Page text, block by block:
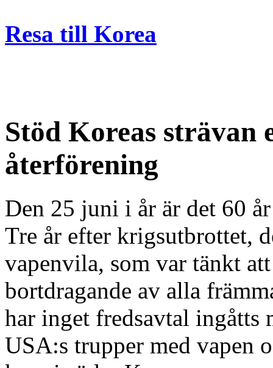
Resa till Korea
Stöd Koreas strävan
återförening
Den 25 juni i år är det 60
Tre år efter krigsutbrottet,
vapenvila, som var tänkt
bortdragande av alla
har inget fredsavtal ingåtts
USA:s trupper med vapen